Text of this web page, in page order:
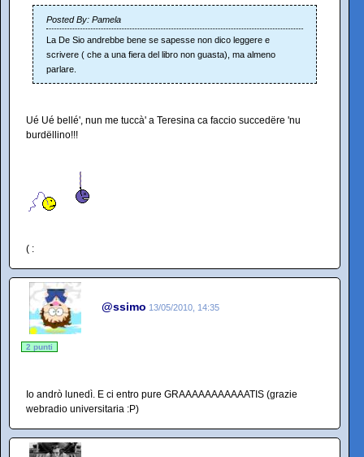
Posted By: Pamela
La De Sio andrebbe bene se sapesse non dico leggere e
scrivere ( che a una fiera del libro non guasta), ma almeno
parlare.
Ué Ué bellé', nun me tuccà' a Teresina ca faccio succedëre 'nu
burdëllino!!!
( :
@ssimo 13/05/2010, 14:35
2 punti
Io andrò lunedì. E ci entro pure GRAAAAAAAAAAATIS (grazie
webradio universitaria :P)